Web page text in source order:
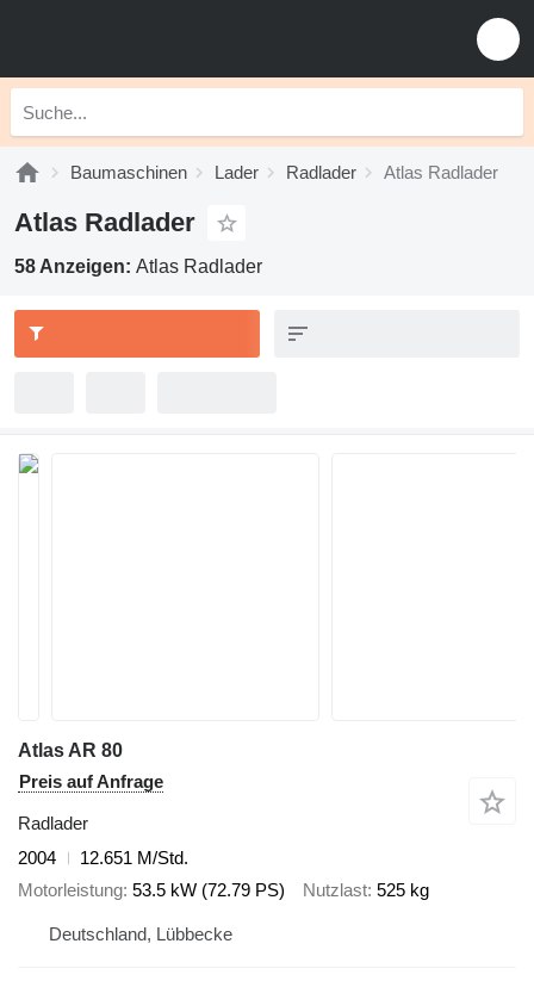
Baumaschinen Lader Radlader Atlas Radlader
Atlas Radlader
58 Anzeigen: Atlas Radlader
Atlas AR 80
Preis auf Anfrage
Radlader
2004
12.651 M/Std.
Motorleistung 53.5 kW (72.79 PS) Nutzlast 525 kg
Deutschland, Lübbecke